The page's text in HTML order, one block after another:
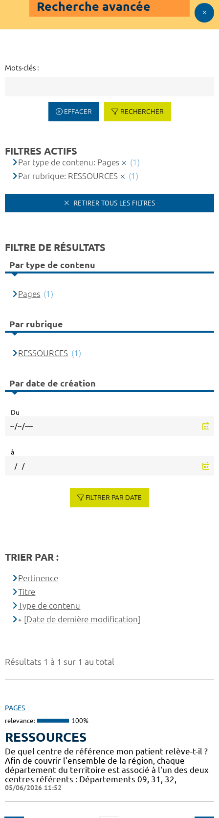
Recherche avancée
Mots-clés :
EFFACER RECHERCHER
Résultats 1 à 1 sur 1 au total
PAGES
relevance: 100%
RESSOURCES
De quel centre de référence mon patient relève-t-il ?
Afin de couvrir l'ensemble de la région, chaque
département du territoire est associé à l'un des deux
centres référents : Départements 09, 31, 32,
05/06/2026 11:52
FILTRES ACTIFS
Par type de contenu: Pages
(1)
Par rubrique: RESSOURCES
(1)
RETIRER TOUS LES FILTRES
FILTRE DE RÉSULTATS
Par type de contenu
Pages (1)
Par rubrique
RESSOURCES (1)
Par date de création
Du
à
FILTRER PAR DATE
TRIER PAR :
Pertinence
Titre
Type de contenu
[Date de dernière modification]